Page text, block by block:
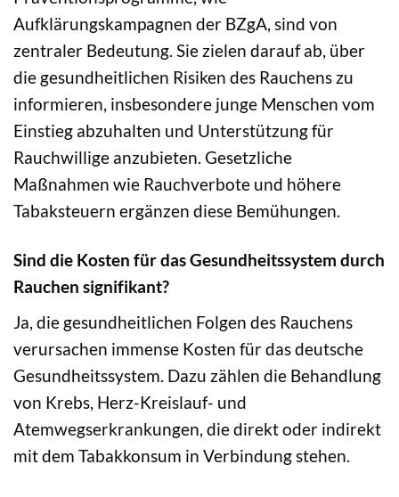
Aufklärungskampagnen der BZgA, sind von
zentraler Bedeutung. Sie zielen darauf ab, über
die gesundheitlichen Risiken des Rauchens zu
informieren, insbesondere junge Menschen vom
Einstieg abzuhalten und Unterstützung für
Rauchwillige anzubieten. Gesetzliche
Maßnahmen wie Rauchverbote und höhere
Tabaksteuern ergänzen diese Bemühungen.
Sind die Kosten für das Gesundheitssystem durch
Rauchen signifikant?
Ja, die gesundheitlichen Folgen des Rauchens
verursachen immense Kosten für das deutsche
Gesundheitssystem. Dazu zählen die Behandlung
von Krebs, Herz-Kreislauf- und
Atemwegserkrankungen, die direkt oder indirekt
mit dem Tabakkonsum in Verbindung stehen.